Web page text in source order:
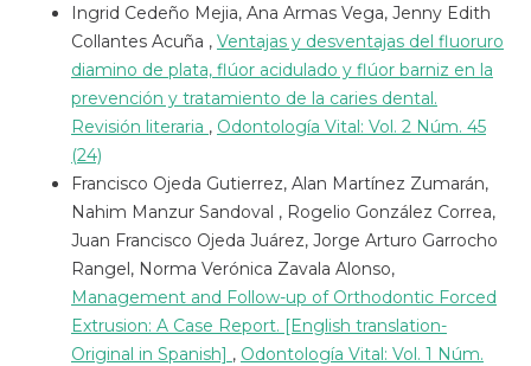
Ingrid Cedeño Mejia, Ana Armas Vega, Jenny Edith
Collantes Acuña , Ventajas y desventajas del fluoruro
diamino de plata, flúor acidulado y flúor barniz en la
prevención y tratamiento de la caries dental.
Revisión literaria , Odontología Vital: Vol. 2 Núm. 45
(24)
Francisco Ojeda Gutierrez, Alan Martínez Zumarán,
Nahim Manzur Sandoval , Rogelio González Correa,
Juan Francisco Ojeda Juárez, Jorge Arturo Garrocho
Rangel, Norma Verónica Zavala Alonso,
Management and Follow-up of Orthodontic Forced
Extrusion: A Case Report. [English translation-
Original in Spanish] , Odontología Vital: Vol. 1 Núm.